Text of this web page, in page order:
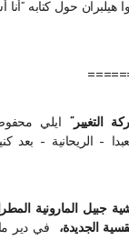
هيلبران حول كتابه
ايلي
– الريحانية – بعد
جبيل المارونية
الجديدة،
في دير